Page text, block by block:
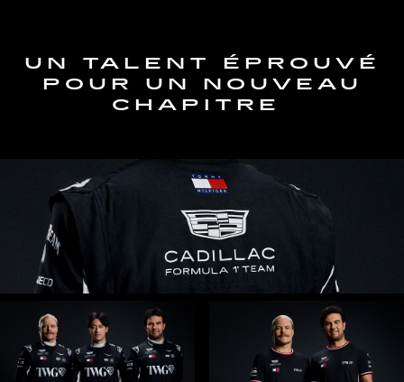
UN TALENT ÉPROUVÉ
POUR UN NOUVEAU
CHAPITRE